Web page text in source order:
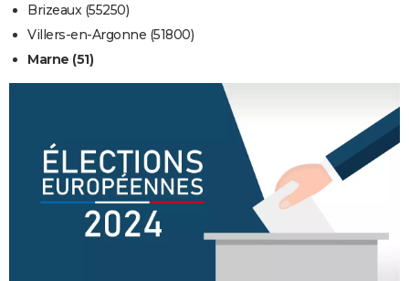
Brizeaux (55250)
Villers-en-Argonne (51800)
Marne (51)